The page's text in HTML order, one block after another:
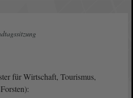
für Wirtschaft, Tourismus,